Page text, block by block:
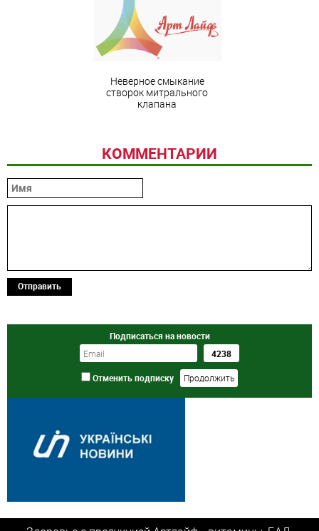
Неверное смыкание
створок митрального
клапана
КОММЕНТАРИИ
Отправить
Подписаться на новости
Отменить подписку